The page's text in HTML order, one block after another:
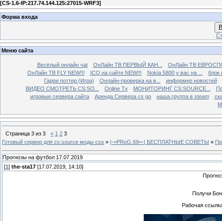
[CS-1.6-IP:217.74.144.125:27015-WRF3]
Форма входа
Меню сайта
Весёлый онлайн чаt ОнЛайн ТВ ПЕРВЫЙ КАН...
ОнЛайн ТВ
ОнЛайн ТВ FLY NEW!!!
ICQ на сайте NEW!!! Nokia 5800 у вас на ...
блок
Гарри поттер (Игра)
Онлайн-проверка на в...
информер новостей
ВИДЕО СМОТРЕТЬ CS:SO...
Online Tv МОНИТОРИНГ CS:SOURCE...
игровые сервера сайта
Аренда Сервера cs go наша группа в steam
Страница 3 из 3 « 1 2 3
Готовый сервер для cs:source моды css » |-=PRoG.69=-| БЕСПЛАТНЫЕ СОВЕТЫ »
Прогнозы на футбол 17.07.2019
[1 ] the-sta17 [17.07.2019, 14:10]
Получи
Рабочая